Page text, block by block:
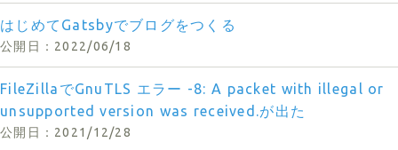
はじめてGatsbyでブログをつくる
2022/06/18
FileZillaでGnuTLS エラー -8: A packet with illegal or
unsupported version was received.が出た
2021/12/28